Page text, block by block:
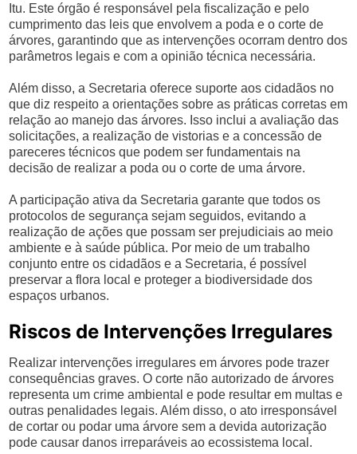
Itu. Este órgão é responsável pela fiscalização e pelo
cumprimento das leis que envolvem a poda e o corte de
árvores, garantindo que as intervenções ocorram dentro dos
parâmetros legais e com a opinião técnica necessária.
Além disso, a Secretaria oferece suporte aos cidadãos no
que diz respeito a orientações sobre as práticas corretas em
relação ao manejo das árvores. Isso inclui a avaliação das
solicitações, a realização de vistorias e a concessão de
pareceres técnicos que podem ser fundamentais na
decisão de realizar a poda ou o corte de uma árvore.
A participação ativa da Secretaria garante que todos os
protocolos de segurança sejam seguidos, evitando a
realização de ações que possam ser prejudiciais ao meio
ambiente e à saúde pública. Por meio de um trabalho
conjunto entre os cidadãos e a Secretaria, é possível
preservar a flora local e proteger a biodiversidade dos
espaços urbanos.
Riscos de Intervenções Irregulares
Realizar intervenções irregulares em árvores pode trazer
consequências graves. O corte não autorizado de árvores
representa um crime ambiental e pode resultar em multas e
outras penalidades legais. Além disso, o ato irresponsável
de cortar ou podar uma árvore sem a devida autorização
pode causar danos irreparáveis ao ecossistema local.